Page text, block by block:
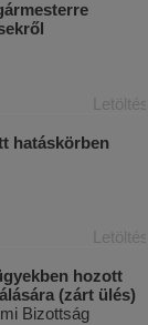
Letöltés
hatáskörben
Letöltés
hozott
(zárt ülés)
Bizottság